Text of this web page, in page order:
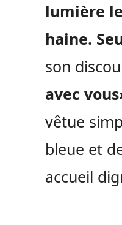
lumière
haine.
son
avec
vêtue
bleue et
accueil